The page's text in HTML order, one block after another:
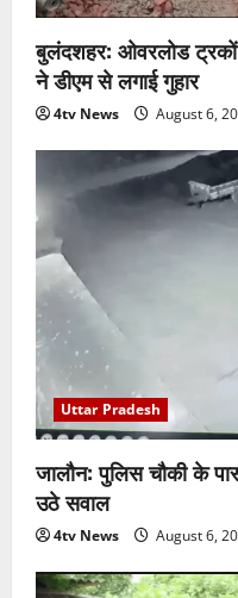
बुलंदशहर: ओवरलोड ट्रकों
ने डीएम से लगाई गुहार
4tv News August 6,
Uttar Pradesh
जालौन: पुलिस चौकी के
उठे सवाल
4tv News August 6,